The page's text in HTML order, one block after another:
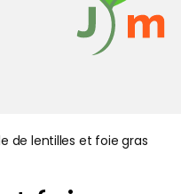
de lentilles et foie gras